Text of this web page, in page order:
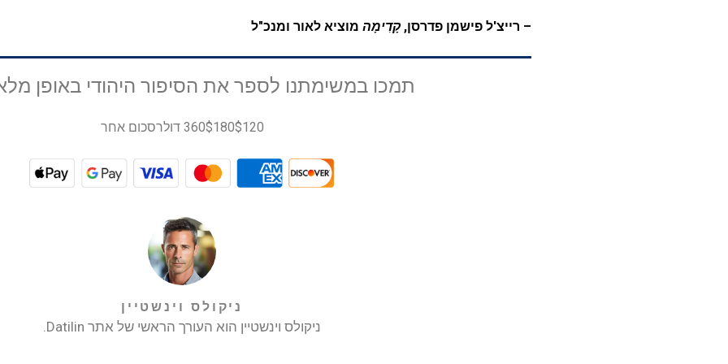
– רייצ'ל פישמן פדרסן, קָדִימָה מוציא לאור ומנכ"ל
תמכו במשימתנו לספר את הסיפור היהודי באופן מלא
$120
$180360 דולר סכום אחר
ניקולס וינשטיין
ניקולס וינשטיין הוא העורך הראשי של אתר Datilin.